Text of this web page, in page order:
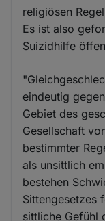
religiösen
Es ist also
Suizidhilfe
eindeutig
Gebiet des
Gesellschaft
bestimmter
als unsittlich
bestehen
Sittengesetzes
sittliche Gefühl